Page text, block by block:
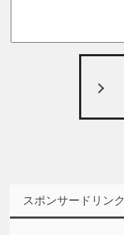
スポンサードリンク